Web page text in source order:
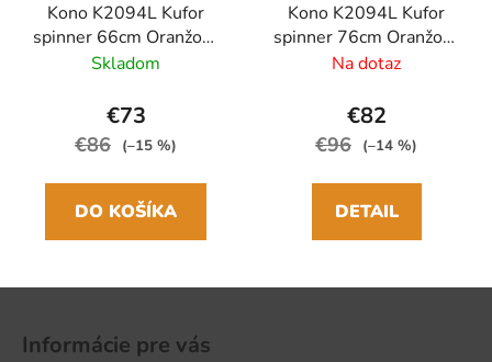
Kono K2094L Kufor
spinner 66cm Oranžový
Polypropylen
Skladom
€73
€86 (–15 %)
DO KOŠÍKA
Kono K2094L Kufor
spinner 76cm Oranžový
Polypropylen
Na dotaz
€82
€96 (–14 %)
DETAIL
Informácie pre vás